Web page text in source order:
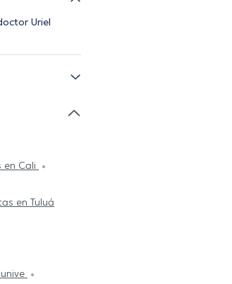
Uriel
en Cali
en Tuluá